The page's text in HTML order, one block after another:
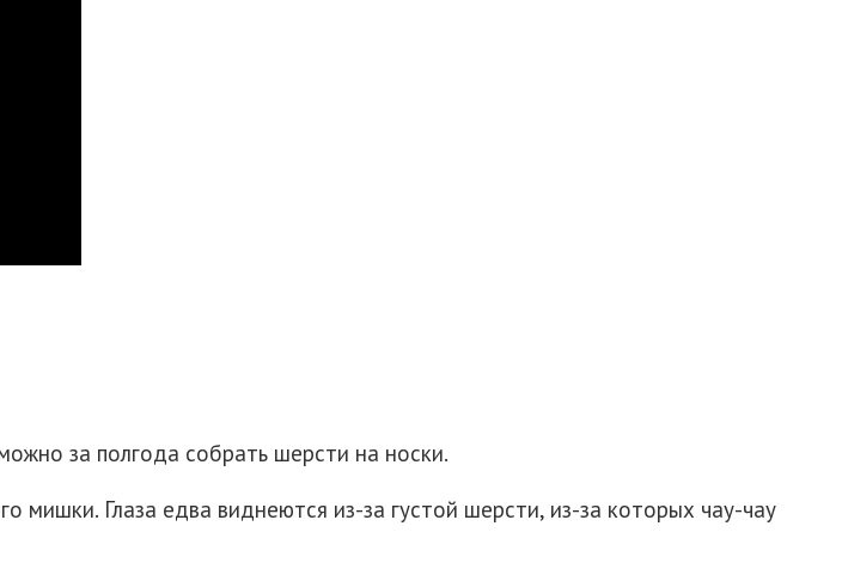
за полгода собрать шерсти на носки.
мишки. Глаза едва виднеются из-за густой шерсти, из-за которых чау-чау